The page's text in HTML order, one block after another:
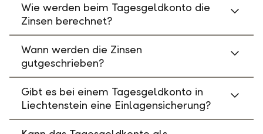
Wie werden beim Tagesgeldkonto die
Zinsen berechnet?
Wann werden die Zinsen
gutgeschrieben?
Gibt es bei einem Tagesgeldkonto in
Liechtenstein eine Einlagensicherung?